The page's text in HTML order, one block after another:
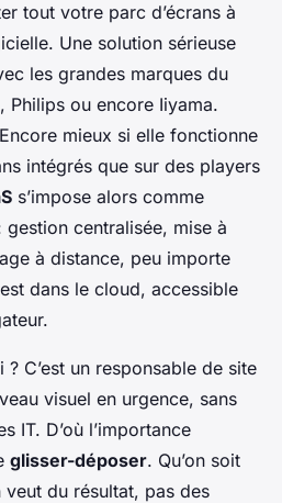
tout votre parc d’écrans à
Une solution sérieuse
les grandes marques du
Philips ou encore Iiyama.
mieux si elle fonctionne
intégrés que sur des players
s’impose alors comme
gestion centralisée, mise à
à distance, peu importe
dans le cloud, accessible
? C’est un responsable de site
visuel en urgence, sans
IT. D’où l’importance
glisser-déposer. Qu’on soit
du résultat, pas des